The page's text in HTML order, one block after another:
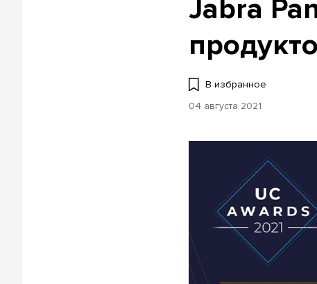
Jabra
В избранное
04 августа 2021